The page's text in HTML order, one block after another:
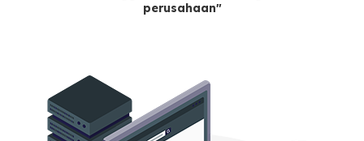
perusahaan"